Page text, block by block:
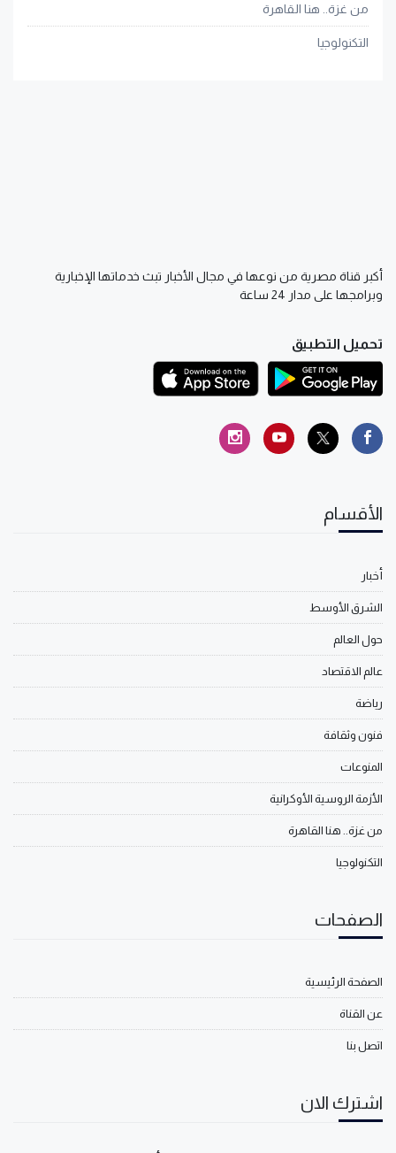
من غزة.. هنا القاهرة
التكنولوجيا
أكبر قناة مصرية من نوعها في مجال الأخبار تبث خدماتها الإخبارية
وبرامجها على مدار 24 ساعة
تحميل التطبيق
الأقسام
أخبار
الشرق الأوسط
حول العالم
عالم الاقتصاد
رياضة
فنون وثقافة
المنوعات
الأزمة الروسية الأوكرانية
من غزة.. هنا القاهرة
التكنولوجيا
الصفحات
الصفحة الرئيسية
عن القناة
اتصل بنا
اشترك الان